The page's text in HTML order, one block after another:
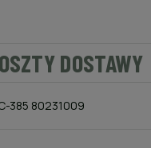
DOSTAWY
385 80231009